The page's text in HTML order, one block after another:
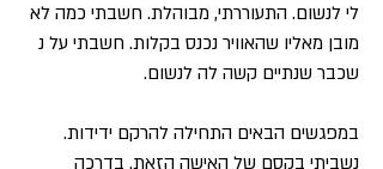
לי לנשום. התעוררתי, מבוהלת. חשבתי כמה לא
מובן מאליו שהאוויר נכנס בקלות. חשבתי על נ
שכבר שנתיים קשה לה לנשום.
במפגשים הבאים התחילה להרקם ידידות.
נשביתי בקסם של האישה הזאת. בדרכה